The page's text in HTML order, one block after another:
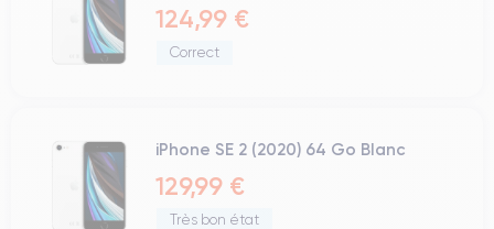
124,99 €
Correct
iPhone SE 2 (2020) 64 Go Blanc
129,99 €
Très bon état